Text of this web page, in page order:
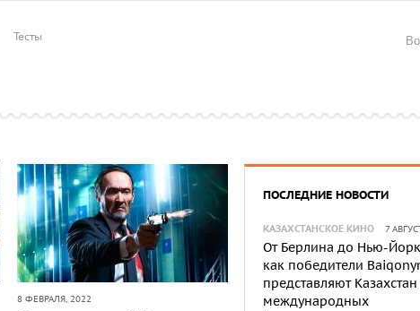
Тесты
8 ФЕВРАЛЯ, 2022
ПОСЛЕДНИЕ НОВОСТИ
КАЗАХСТАНСКОЕ КИНО 7
От Берлина до Нью-
как победители Baiqonyr
представляют
международных